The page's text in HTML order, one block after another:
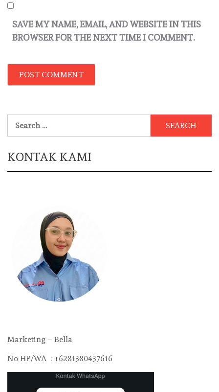
SAVE MY NAME, EMAIL, AND WEBSITE IN THIS
BROWSER FOR THE NEXT TIME I COMMENT.
for:
KONTAK KAMI
Marketing – Bella
No HP/WA : +6281380437616